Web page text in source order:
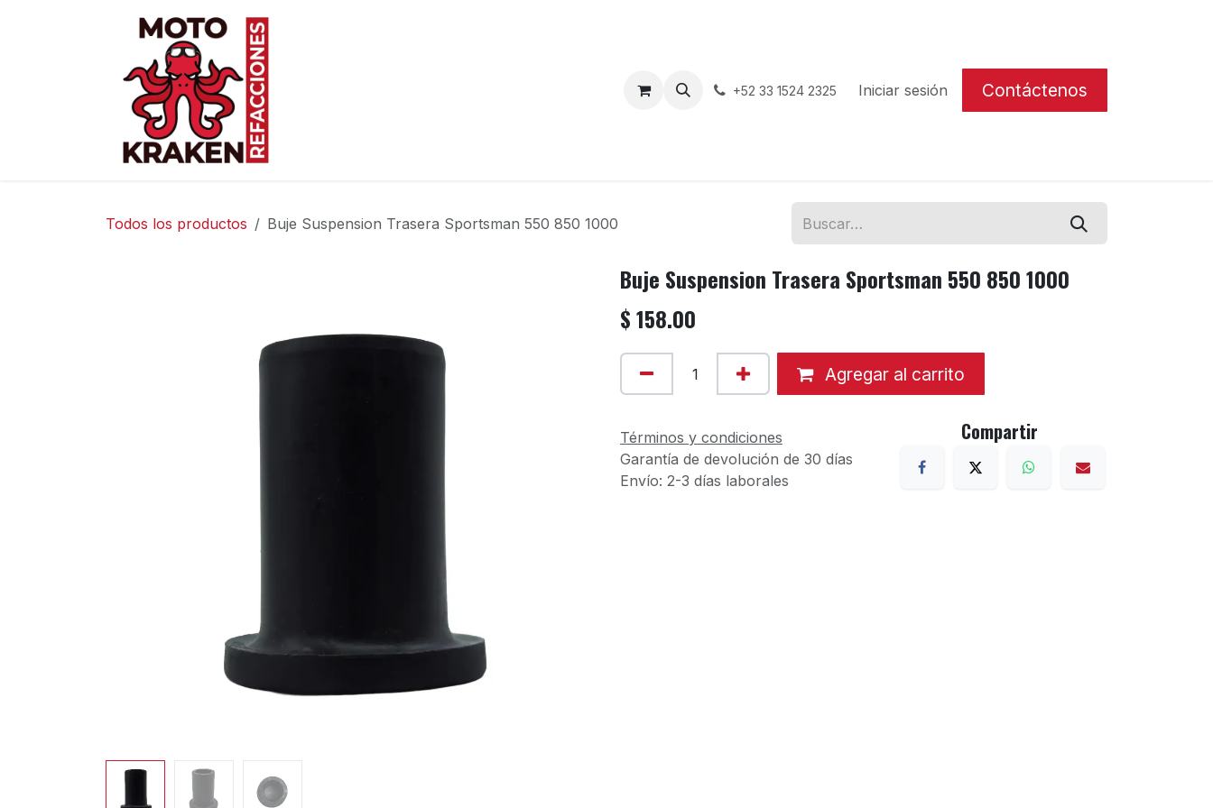
Contáctenos+52 33 1524 2325 Iniciar sesión Contáctenos
Todos los productos Buje Suspension Trasera Sportsman 550 850 1000
Buje Suspension Trasera Sportsman 550 850 1000
$158.00
Agregar al carrito
Términos y condiciones
Garantía de devolución de 30 días
Envío: 2-3 días laborales
Compartir